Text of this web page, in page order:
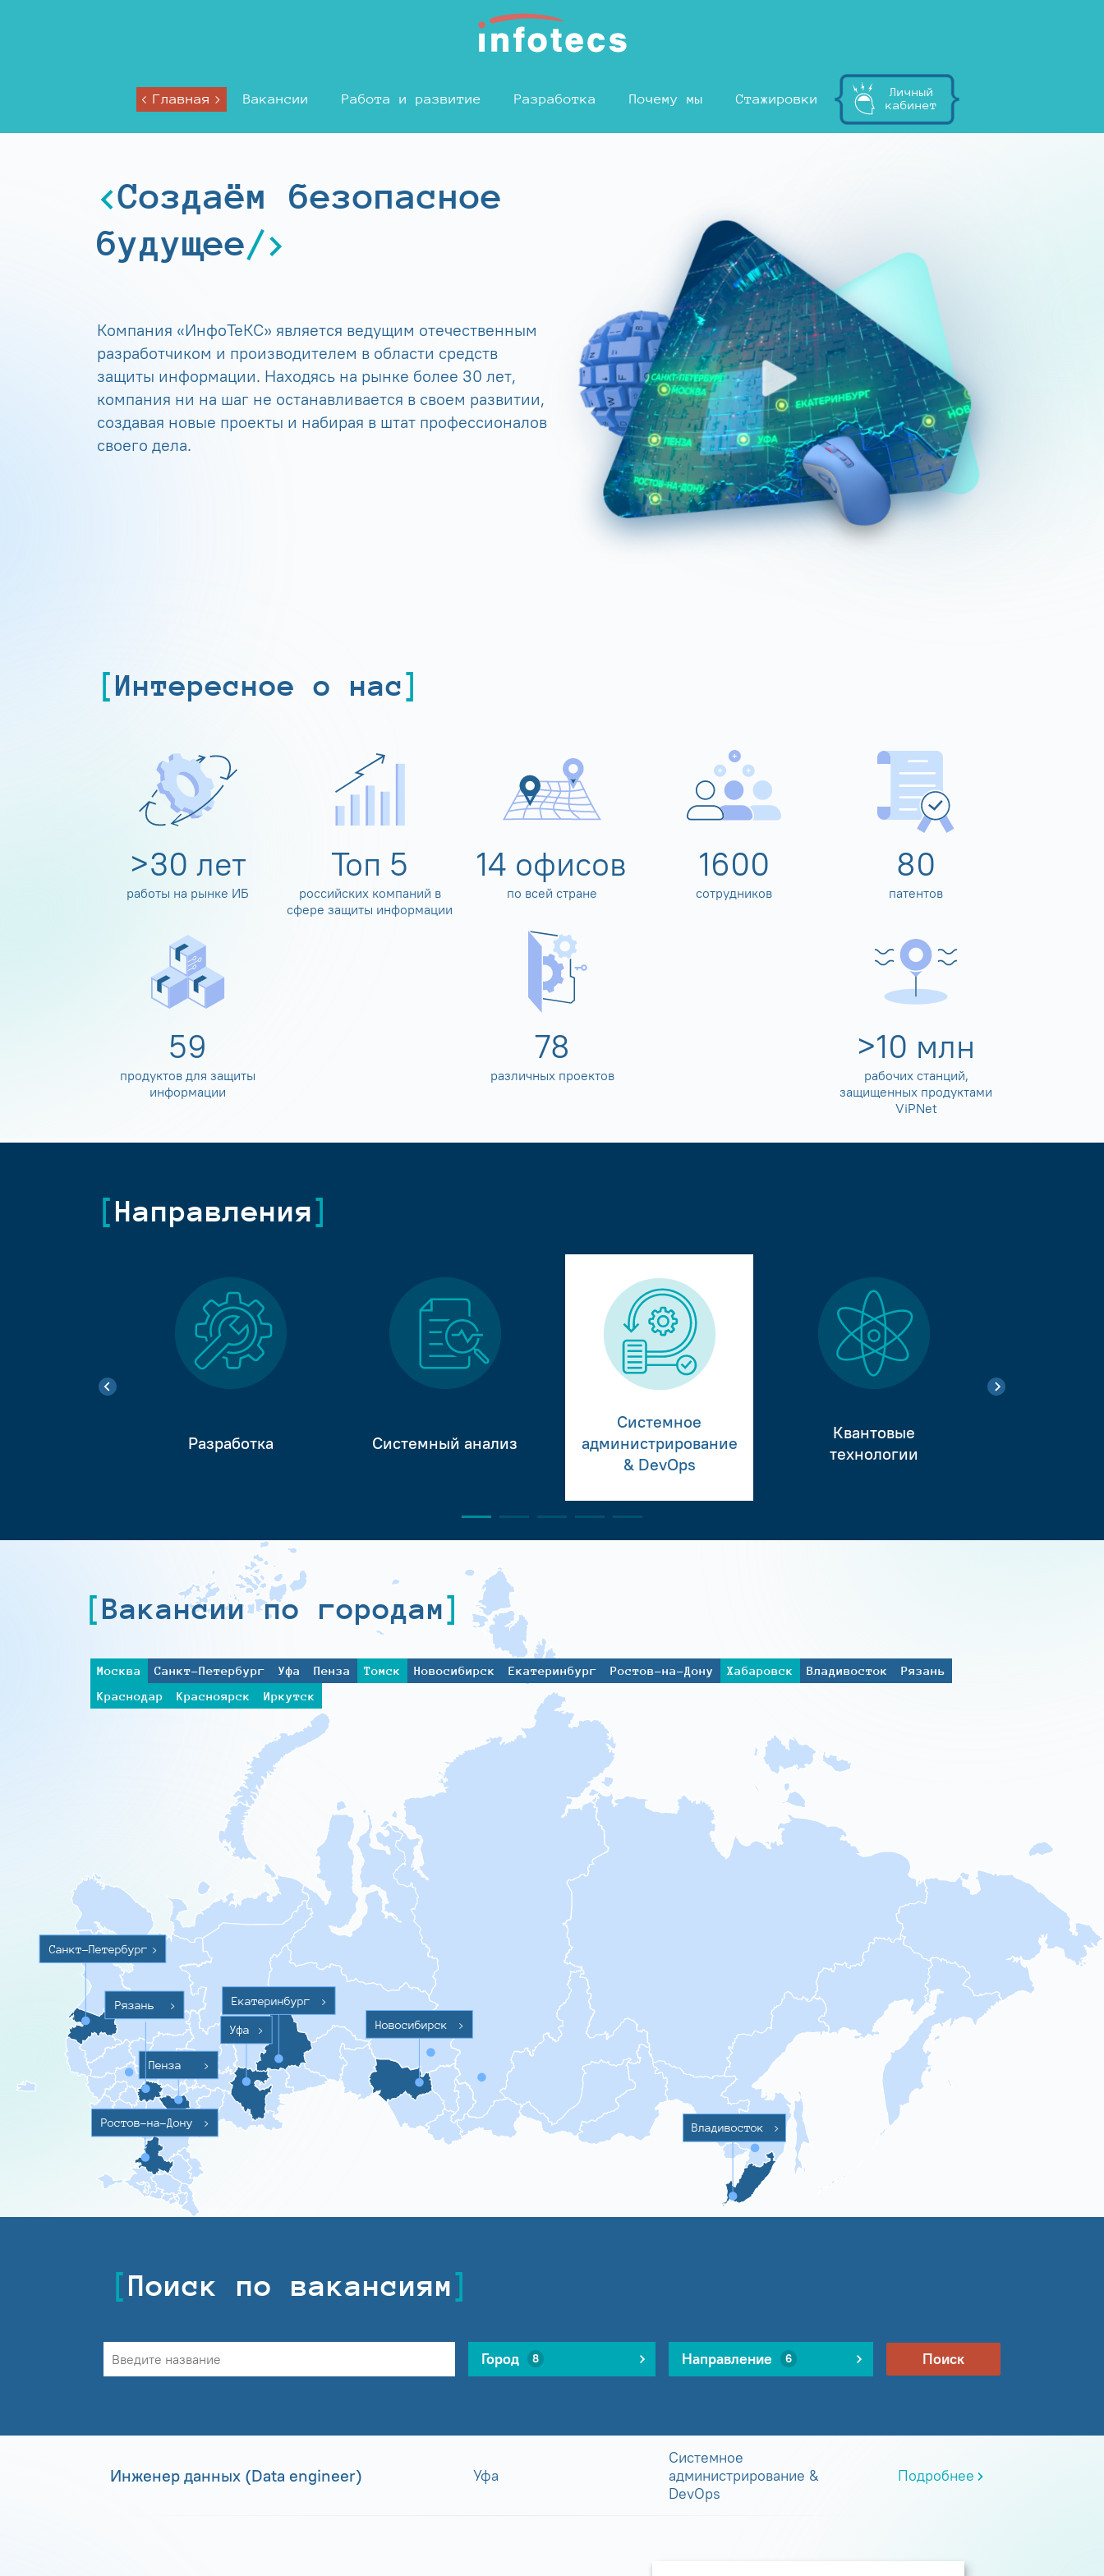
Главная Вакансии Работа и развитие Разработка Почему мы Стажировки
Личный
кабинет
Создаём безопасное
будущее
Компания «ИнфоТеКС» является ведущим отечественным
разработчиком и производителем в области средств
защиты информации. Находясь на рынке более 30 лет,
компания ни на шаг не останавливается в своем развитии,
создавая новые проекты и набирая в штат профессионалов
своего дела.
Интересное о нас
>30 лет
работы на рынке ИБ
Топ 5
российских компаний в
сфере защиты информации
14 офисов
по всей стране
1600
сотрудников
80
патентов
60
продуктов для защиты
информации
80
различных проектов
>10 млн
рабочих станций,
защищенных продуктами
ViPNet
Направления
Разработка Системный анализ
Системное
администрирование
& DevOps
Квантовые
технологии
Вакансии по городам
Москва Санкт-Петербург Уфа Пенза Томск Новосибирск Екатеринбург Ростов-на-Дону Хабаровск Владивосток
Рязань
Краснодар
Красноярск Иркутск
Санкт-Петербург >
Ростов-на-Дону >
Пенза >
Уфа >
Екатеринбург
>
Новосибирск
>
Владивосток >
Рязань >
Поиск по вакансиям
Город 8 Направление 6 Поиск
Инженер данных (Data engineer) Уфа
Системное
администрирование &
DevOps
Подробнее